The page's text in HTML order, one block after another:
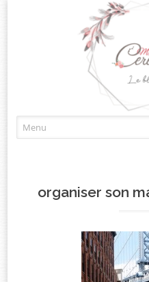
organiser son